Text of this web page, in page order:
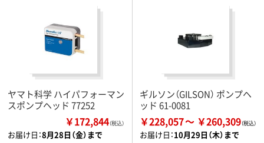
ヤマト科学 ハイパフォーマン
スポンプヘッド 77252
￥172,844（税込）
お届け日：8月28日（金）まで
ギルソン（GILSON） ポンプヘ
ッド 61-0081
￥228,057 ￥260,309
お届け日：10月29日（木）まで